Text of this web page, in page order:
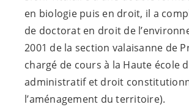
en biologie puis en droit, il a
de doctorat en droit de
2001 de la section valaisanne de
chargé de cours à la Haute école
administratif et droit
l’aménagement du territoire).